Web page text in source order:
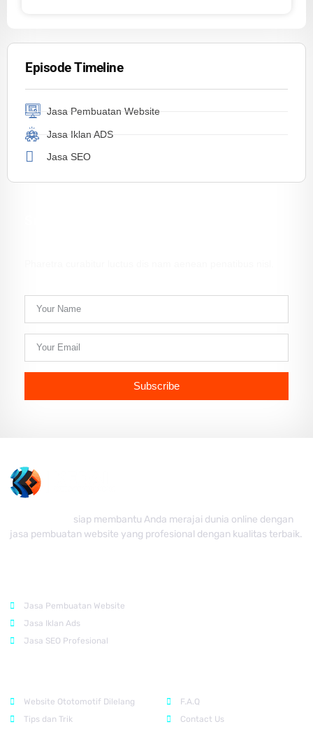
Episode Timeline
Jasa Pembuatan Website
Jasa Iklan ADS
Jasa SEO
Subscribe
siap membantu Anda merajai dunia online dengan
jasa pembuatan website yang profesional dengan kualitas terbaik.
Jasa Pembuatan Website
Jasa Iklan Ads
Jasa SEO Profesional
Website Ototomotif Dilelang
Tips dan Trik
F.A.Q
Contact Us